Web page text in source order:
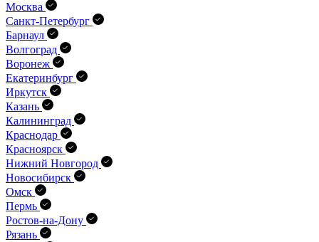
Москва
Санкт-Петербург
Барнаул
Волгоград
Воронеж
Екатеринбург
Иркутск
Казань
Калининград
Краснодар
Красноярск
Нижний Новгород
Новосибирск
Омск
Пермь
Ростов-на-Дону
Рязань